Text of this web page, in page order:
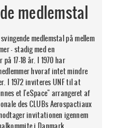
medlemstal
medlemstal på mellem
- stadig med en
17-18 år. I 1970 har
hvoraf intet mindre
I 1972 inviteres UNF til at
et l'eSpace" arrangeret af
des CLUBs Aerospactiaux
invitationen igennem